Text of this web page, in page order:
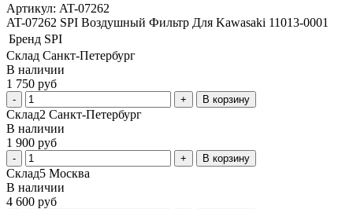
Артикул: AT-07262
AT-07262 SPI Воздушный Фильтр Для Kawasaki 11013-0001
Бренд SPI
Склад Санкт-Петербург
В наличии
1 750 руб
В корзину
Склад2 Санкт-Петербург
В наличии
1 900 руб
В корзину
Склад5 Москва
В наличии
4 600 руб